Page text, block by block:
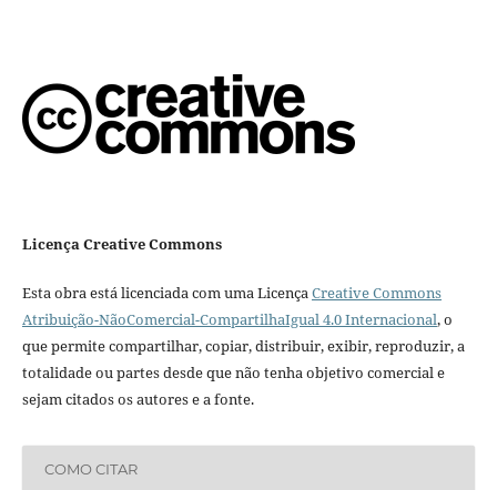
Licença Creative Commons
Esta obra está licenciada com uma Licença Creative Commons
Atribuição-NãoComercial-CompartilhaIgual 4.0 Internacional, o
que permite compartilhar, copiar, distribuir, exibir, reproduzir, a
totalidade ou partes desde que não tenha objetivo comercial e
sejam citados os autores e a fonte.
COMO CITAR